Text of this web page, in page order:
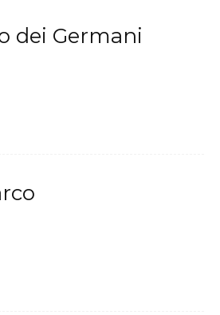
dei Germani